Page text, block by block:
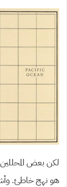
لكن بعض
هو نهج خاطئ.